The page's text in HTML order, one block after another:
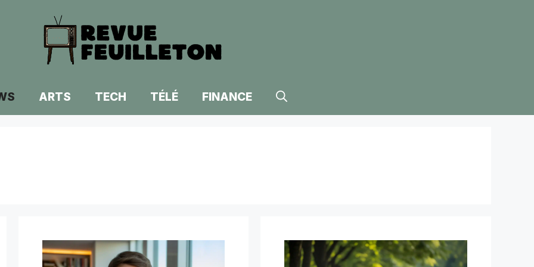
ARTS TECH TÉLÉ FINANCE